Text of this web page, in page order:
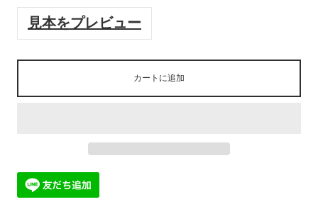
見本をプレビュー
カートに追加